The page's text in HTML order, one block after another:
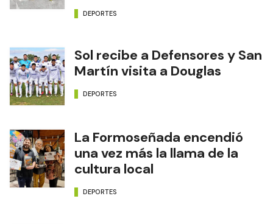
DEPORTES
Sol recibe a Defensores y San
Martín visita a Douglas
DEPORTES
La Formoseñada encendió
una vez más la llama de la
cultura local
DEPORTES